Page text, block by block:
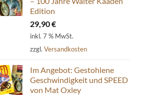
Edition
29,90€
inkl. 7 % MwSt.
zzgl. Versandkosten
Im Angebot: Gestohlene
Geschwindigkeit und SPEED
von Mat Oxley